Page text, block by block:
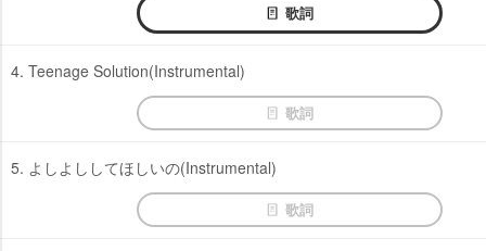
歌詞
4. Teenage Solution(Instrumental)
歌詞
5. よしよししてほしいの(Instrumental)
歌詞